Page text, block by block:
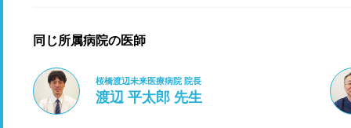
同じ所属病院の医師
桜橋渡辺未来医療病院 院長
渡辺 平太郎 先生